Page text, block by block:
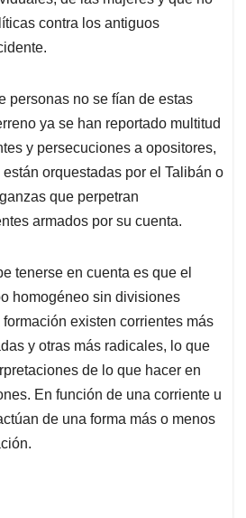
contra los antiguos
personas no se fían de estas
ya se han reportado multitud
y persecuciones a opositores,
orquestadas por el Talibán o
que perpetran
armados por su cuenta.
tenerse en cuenta es que el
homogéneo sin divisiones
existen corrientes más
y otras más radicales, lo que
de lo que hacer en
En función de una corriente u
de una forma más o menos